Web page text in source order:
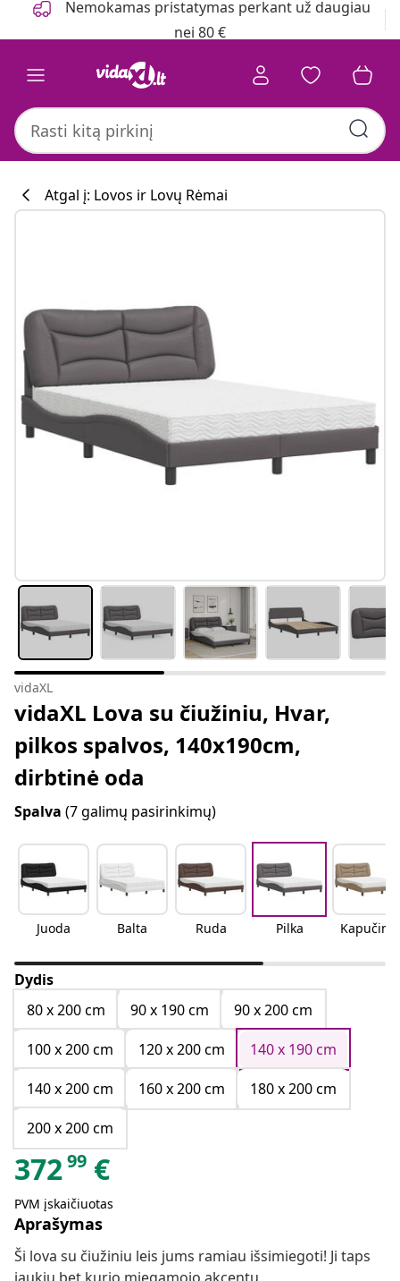
Nemokamas pristatymas perkant už daugiau
nei 80 €
Atgal į: Lovos ir Lovų Rėmai
vidaXL
vidaXL Lova su čiužiniu, Hvar,
pilkos spalvos, 140x190cm,
dirbtinė oda
Spalva (7 galimų pasirinkimų)
Juoda Balta Ruda Pilka Kapučino
Dydis
80 x 200 cm
90 x 190 cm
90 x 200 cm
100 x 200 cm
120 x 200 cm
140 x 190 cm
140 x 200 cm
160 x 200 cm
180 x 200 cm
200 x 200 cm
37299 €
PVM įskaičiuotas
Aprašymas
Ši lova su čiužiniu leis jums ramiau išsimiegoti! Ji taps